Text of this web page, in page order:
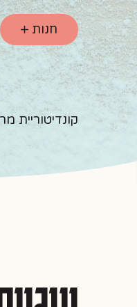
חנות
קונדיטוריית